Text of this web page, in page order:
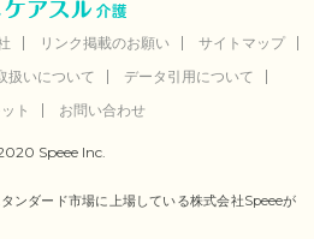
リンク掲載のお願い
サイトマップ
扱いについて
データ引用について
ト
お問い合わせ
Speee Inc.
ンダード市場に上場している株式会社Speeeが